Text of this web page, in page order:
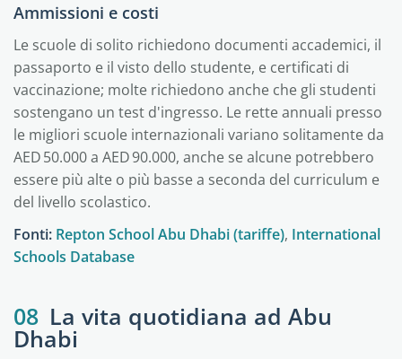
Ammissioni e costi
Le scuole di solito richiedono documenti accademici, il
passaporto e il visto dello studente, e certificati di
vaccinazione; molte richiedono anche che gli studenti
sostengano un test d'ingresso. Le rette annuali presso
le migliori scuole internazionali variano solitamente da
AED 50.000 a AED 90.000, anche se alcune potrebbero
essere più alte o più basse a seconda del curriculum e
del livello scolastico.
Fonti: Repton School Abu Dhabi (tariffe), International
Schools Database
08 La vita quotidiana ad Abu
Dhabi